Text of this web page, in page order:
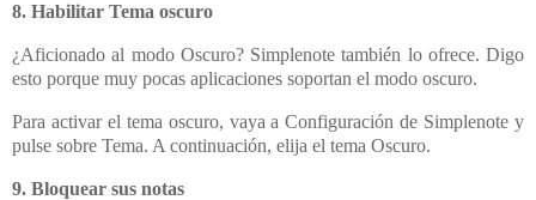
8. Habilitar Tema oscuro
¿Aficionado al modo Oscuro? Simplenote también lo ofrece. Digo
esto porque muy pocas aplicaciones soportan el modo oscuro.
Para activar el tema oscuro, vaya a Configuración de Simplenote y
pulse sobre Tema. A continuación, elija el tema Oscuro.
9. Bloquear sus notas